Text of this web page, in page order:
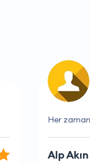
Firma her
Melis Koç